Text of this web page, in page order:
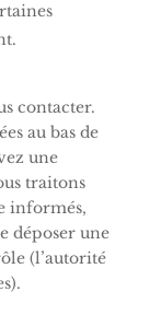
contacter.
au bas de
une
traitons
informés,
déposer une
(l’autorité